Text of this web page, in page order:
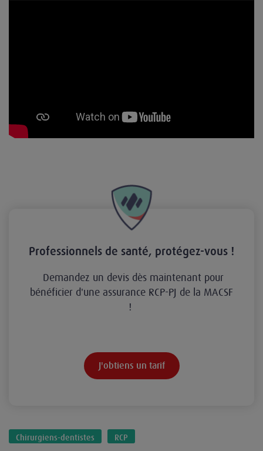
Professionnels de santé, protégez-vous !
Demandez un devis dès maintenant pour
bénéficier d'une assurance RCP-PJ de la MACSF
!
J'obtiens un tarif
Chirurgiens-dentistes RCP